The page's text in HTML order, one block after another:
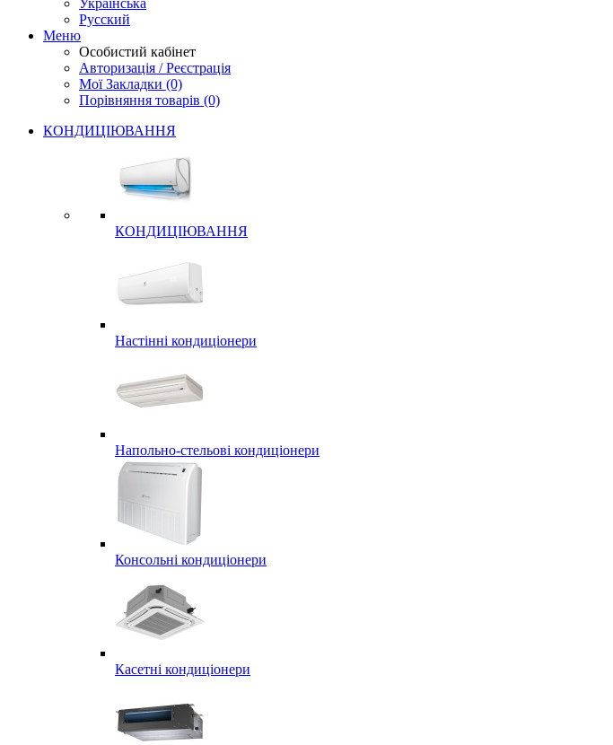
Українська
Русский
Меню
Особистий кабінет
Авторизація / Реєстрація
Мої Закладки (0)
Порівняння товарів (0)
КОНДИЦІЮВАННЯ
КОНДИЦІЮВАННЯ
Настінні кондиціонери
Напольно-стельові кондиціонери
Консольні кондиціонери
Касетні кондиціонери